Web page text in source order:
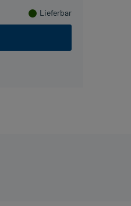
Lieferbar